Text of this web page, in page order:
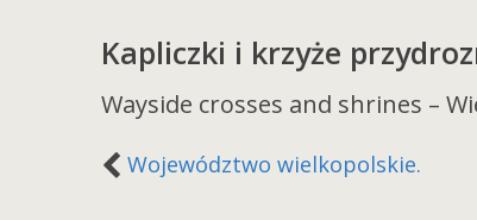
Kapliczki i krzyże
Wayside crosses and shrines –
Województwo wielkopolskie.